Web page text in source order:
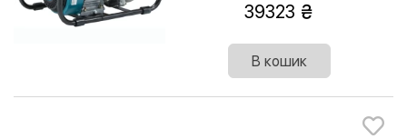
39323
В кошик